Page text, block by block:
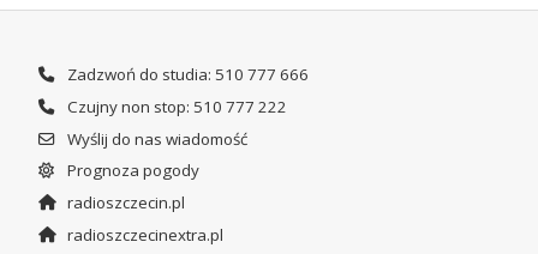
Zadzwoń do studia: 510 777 666
Czujny non stop: 510 777 222
Wyślij do nas wiadomość
Prognoza pogody
radioszczecin.pl
radioszczecinextra.pl